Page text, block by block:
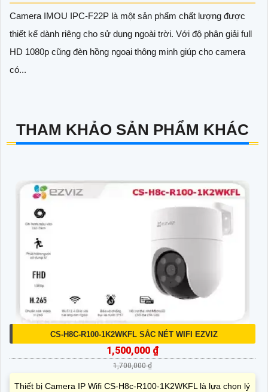
Camera IMOU IPC-F22P là một sản phẩm chất lượng được
thiết kế dành riêng cho sử dụng ngoài trời. Với độ phân giải full
HD 1080p cũng đèn hồng ngoại thông minh giúp cho camera
có...
THAM KHẢO SẢN PHẨM KHÁC
CS-H8C-R100-1K2WKFL SẮC NÉT WIFI EZVIZ
1,500,000 ₫
1,700,000 ₫
Thiết bị Camera IP Wifi CS-H8c-R100-1K2WKFL là lựa chọn lý